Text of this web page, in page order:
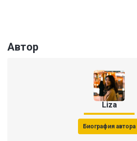
Автор
Liza
Биография автора